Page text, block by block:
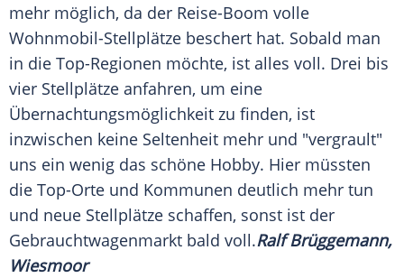
mehr möglich, da der Reise-Boom volle
Wohnmobil-Stellplätze beschert hat. Sobald man
in die Top-Regionen möchte, ist alles voll. Drei bis
vier Stellplätze anfahren, um eine
Übernachtungsmöglichkeit zu finden, ist
inzwischen keine Seltenheit mehr und "vergrault"
uns ein wenig das schöne Hobby. Hier müssten
die Top-Orte und Kommunen deutlich mehr tun
und neue Stellplätze schaffen, sonst ist der
Gebrauchtwagenmarkt bald voll.Ralf Brüggemann,
Wiesmoor